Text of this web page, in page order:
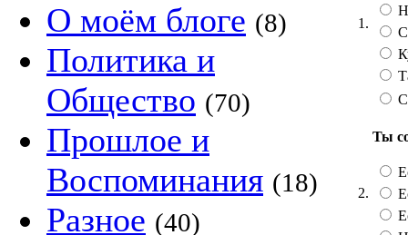
О моём блоге (8)
Политика и
Общество (70)
Прошлое и
Воспоминания (18)
Разное (40)
1.
2.
Ты